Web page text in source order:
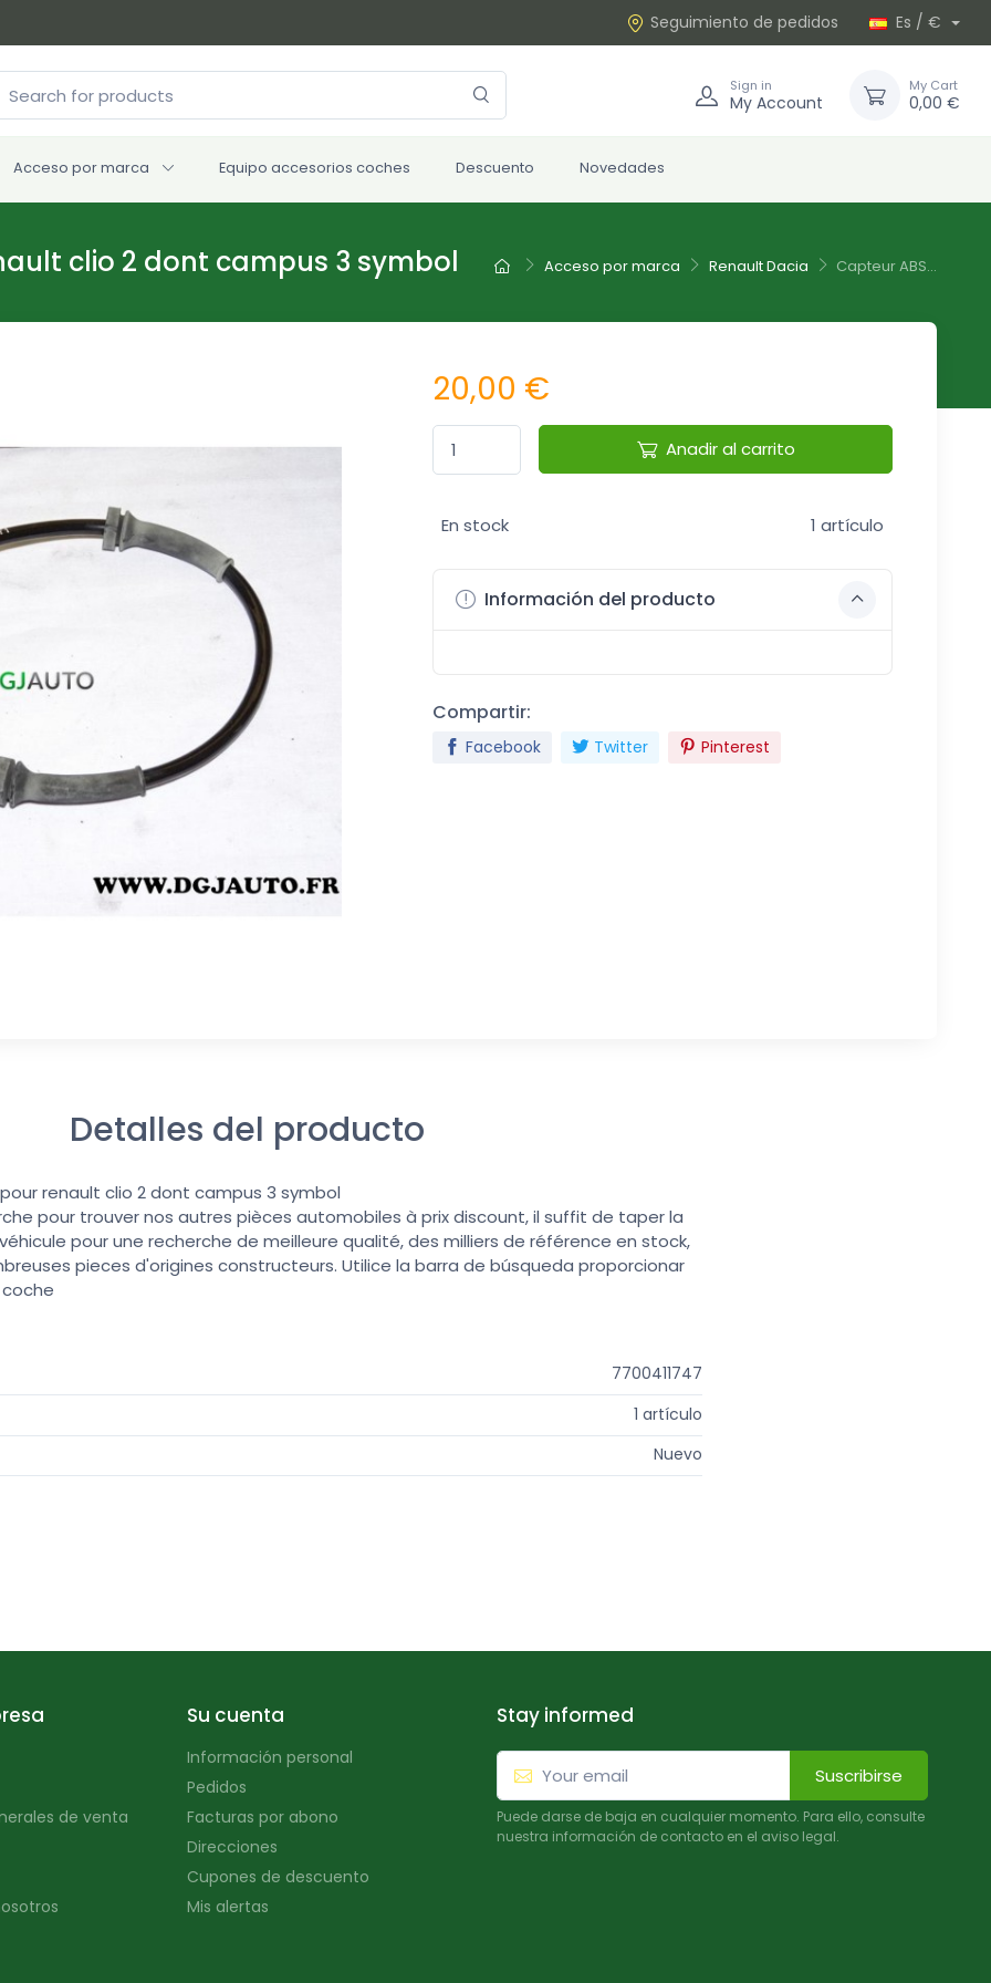
Seguimiento de pedidos Es / €
Sign in
My Account
My Cart
0,00 €
Acceso por marca Equipo accesorios coches Descuento Novedades
Acceso por marca Renault Dacia Capteur ABS...
clio 2 dont campus 3 symbol
20,00 €
Anadir al carrito
En stock 1 artículo
Información del producto
Compartir:
Facebook Twitter Pinterest
Detalles del producto
pour renault clio 2 dont campus 3 symbol
pour trouver nos autres pièces automobiles à prix discount, il suffit de taper la
pour une recherche de meilleure qualité, des milliers de référence en stock,
pieces d'origines constructeurs. Utilice la barra de búsqueda proporcionar
7700411747
1 artículo
Nuevo
de venta
Su cuenta
Información personal
Pedidos
Facturas por abono
Direcciones
Cupones de descuento
Mis alertas
Stay informed
Suscribirse
Puede darse de baja en cualquier momento. Para ello, consulte
nuestra información de contacto en el aviso legal.